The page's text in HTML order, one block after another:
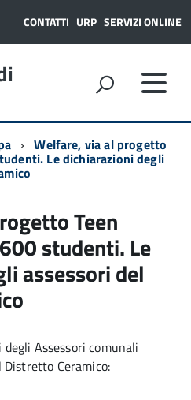
CONTATTI URP SERVIZI ONLINE
Welfare, via al progetto
Le dichiarazioni degli
Teen
studenti. Le
assessori del
Assessori comunali
Distretto Ceramico: